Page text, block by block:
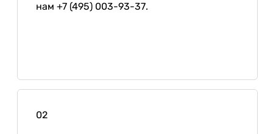
нам +7 (495) 003-93-37.
02